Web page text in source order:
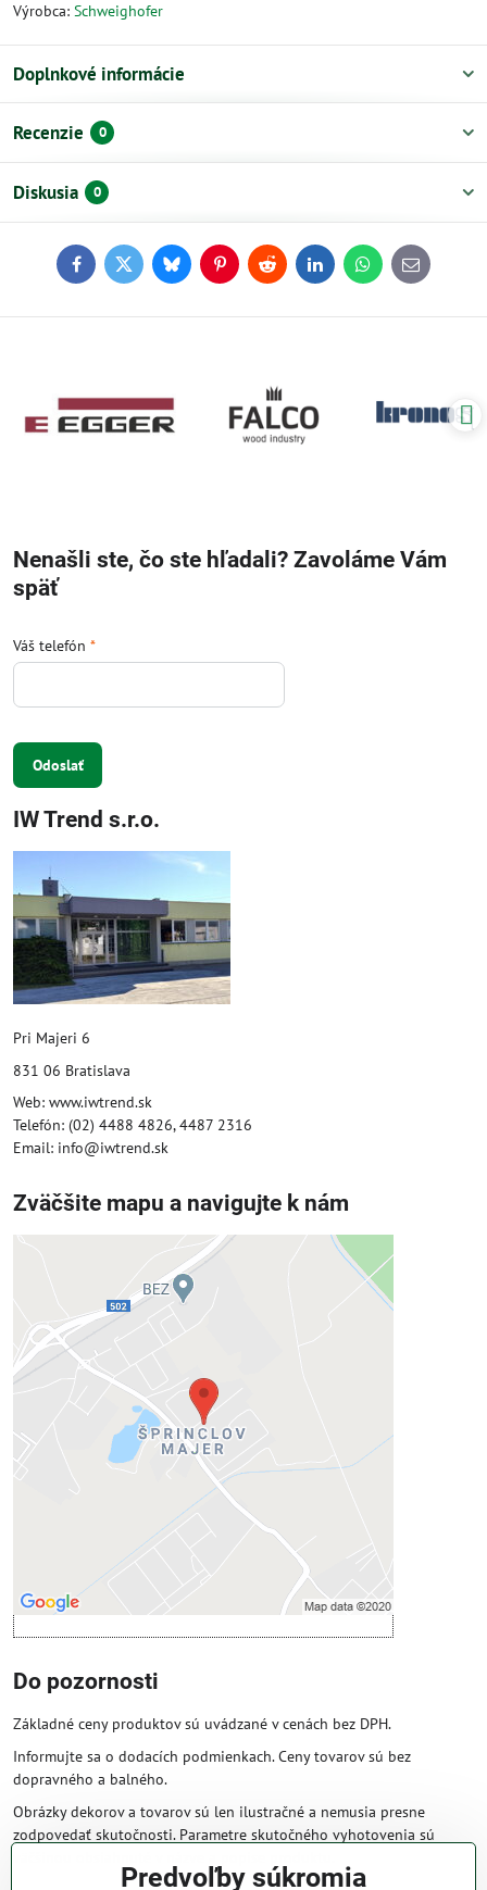
Výrobca: Schweighofer
Doplnkové informácie
Recenzie 0
Diskusia 0
FacebookTwitterBlueskyPinterestReddit LinkedInWhatsApp
E-
mail
Nenašli ste, čo ste hľadali? Zavoláme Vám
späť
Váš telefón *
Odoslať
IW Trend s.r.o.
Pri Majeri 6
831 06 Bratislava
Web: www.iwtrend.sk
Telefón: (02) 4488 4826, 4487 2316
Email: info@iwtrend.sk
Zväčšite mapu a navigujte k nám
Externý obsah je blokovaný
Prajete si načítať externý obsah?
Povoliť tentokrát
Povoliť a zapamätať - súhlas s druhom
cookie: Funkčné
Otvoriť obsah v novom okne
Do pozornosti
Základné ceny produktov sú uvádzané v cenách bez DPH.
Informujte sa o dodacích podmienkach. Ceny tovarov sú bez
dopravného a balného.
Obrázky dekorov a tovarov sú len ilustračné a nemusia presne
zodpovedať skutočnosti. Parametre skutočného vyhotovenia sú
Predvoľby súkromia